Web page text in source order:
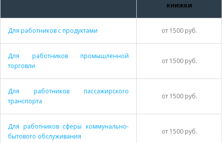
книжки
Для работников с продуктами от 1500 руб.
Для работников промышленной
торговли
от 1500 руб.
Для работников пассажирского
транспорта
от 1500 руб.
Для работников сферы коммунально-
бытового обслуживания
от 1500 руб.